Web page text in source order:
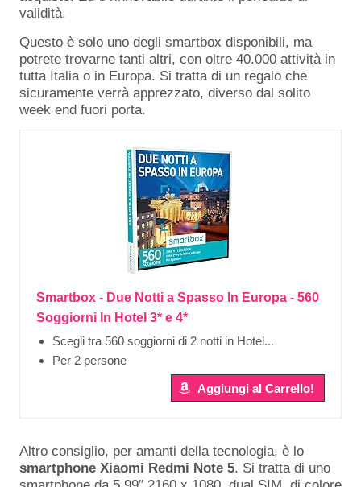
validità.
Questo è solo uno degli smartbox disponibili, ma
potrete trovarne tanti altri, con oltre 40.000 attività in
tutta Italia o in Europa. Si tratta di un regalo che
sicuramente verrà apprezzato, diverso dal solito
week end fuori porta.
Smartbox - Due Notti a Spasso In Europa - 560
Soggiorni In Hotel 3* e 4*
Scegli tra 560 soggiorni di 2 notti in Hotel...
Per 2 persone
Aggiungi al Carrello!
Altro consiglio, per amanti della tecnologia, è lo
smartphone Xiaomi Redmi Note 5. Si tratta di uno